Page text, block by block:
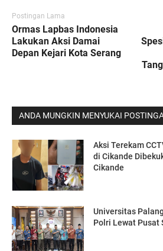
Postingan Lama
Ormas Lapbas Indonesia
Lakukan Aksi Damai
Depan Kejari Kota Serang
ANDA MUNGKIN MENYUKAI
Aksi Terekam
di Cikande
Cikande
Universitas
Polri Lewat Pusat